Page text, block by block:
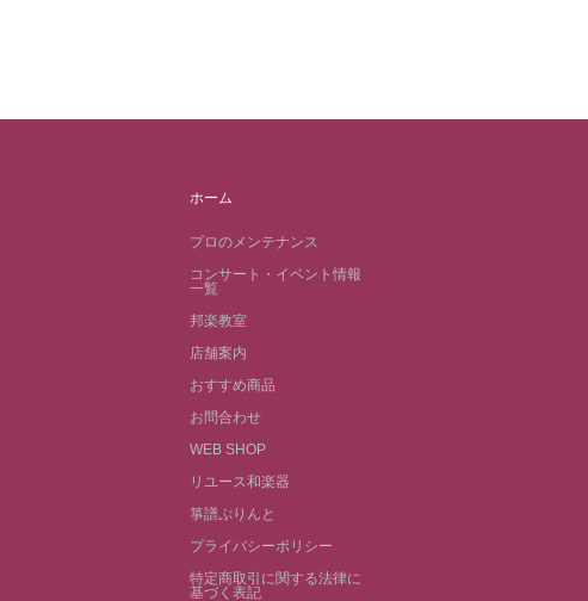
ホーム
プロのメンテナンス
コンサート・イベント情報
一覧
邦楽教室
店舗案内
おすすめ商品
お問合わせ
WEB SHOP
リユース和楽器
箏譜ぷりんと
プライバシーポリシー
特定商取引に関する法律に
基づく表記